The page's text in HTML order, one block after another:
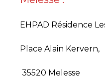
EHPAD Résidence
Place Alain Kervern,
35520 Melesse